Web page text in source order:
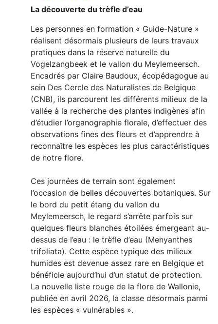
La découverte du trèfle d’eau
Les personnes en formation « Guide-Nature »
réalisent désormais plusieurs de leurs travaux
pratiques dans la réserve naturelle du
Vogelzangbeek et le vallon du Meylemeersch.
Encadrés par Claire Baudoux, écopédagogue au
sein Des Cercle des Naturalistes de Belgique
(CNB), ils parcourent les différents milieux de la
vallée à la recherche des plantes indigènes afin
d’étudier l’organographie florale, d’effectuer des
observations fines des fleurs et d’apprendre à
reconnaître les espèces les plus caractéristiques
de notre flore.
Ces journées de terrain sont également
l’occasion de belles découvertes botaniques. Sur
le bord du petit étang du vallon du
Meylemeersch, le regard s’arrête parfois sur
quelques fleurs blanches étoilées émergeant au-
dessus de l’eau : le trèfle d’eau (Menyanthes
trifoliata). Cette espèce typique des milieux
humides est devenue assez rare en Belgique et
bénéficie aujourd’hui d’un statut de protection.
La nouvelle liste rouge de la flore de Wallonie,
publiée en avril 2026, la classe désormais parmi
les espèces « vulnérables ».